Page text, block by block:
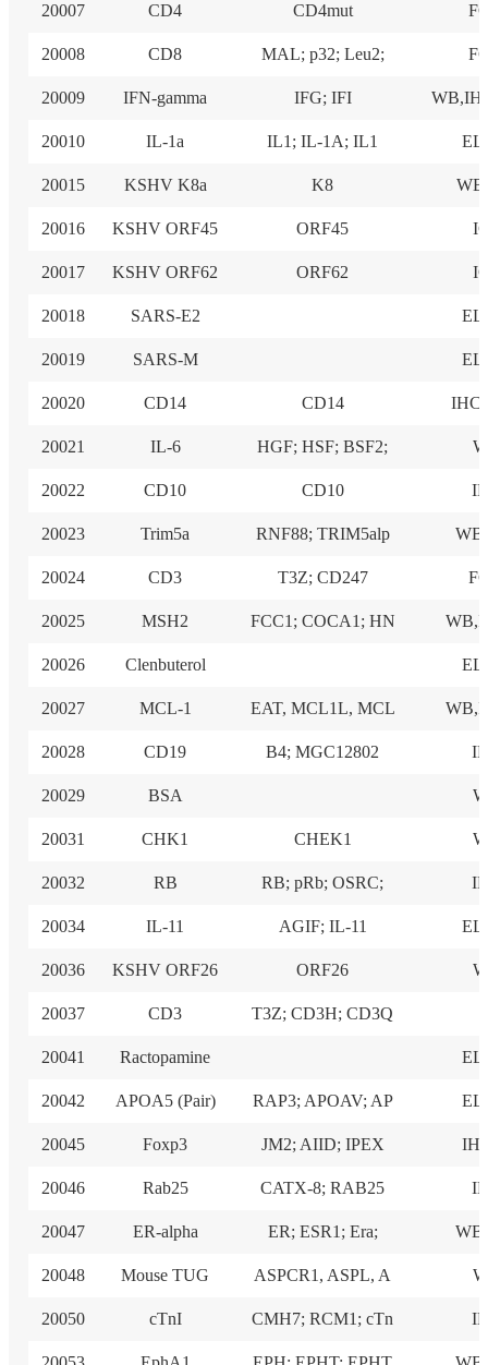
20007 CD4 CD4mut
20008 CD8 MAL; p32; Leu2;
20009 IFN-gamma IFG; IFI
20010 IL-1a IL1; IL-1A; IL1
20015 KSHV K8a K8
20016 KSHV ORF45 ORF45
20017 KSHV ORF62 ORF62
20018 SARS-E2
20019 SARS-M
20020 CD14 CD14
20021 IL-6 HGF; HSF; BSF2;
20022 CD10 CD10
20023 Trim5a RNF88; TRIM5alp
20024 CD3 T3Z; CD247
20025 MSH2 FCC1; COCA1; HN
20026 Clenbuterol
20027 MCL-1 EAT, MCL1L, MCL
20028 CD19 B4; MGC12802
20029 BSA
20031 CHK1 CHEK1
20032 RB RB; pRb; OSRC;
20034 IL-11 AGIF; IL-11
20036 KSHV ORF26 ORF26
20037 CD3 T3Z; CD3H; CD3Q
20041 Ractopamine
20042 APOA5 (Pair) RAP3; APOAV; AP
20045 Foxp3 JM2; AIID; IPEX
20046 Rab25 CATX-8; RAB25
20047 ER-alpha ER; ESR1; Era;
20048 Mouse TUG ASPCR1, ASPL, A
20050 cTnI CMH7; RCM1; cTn